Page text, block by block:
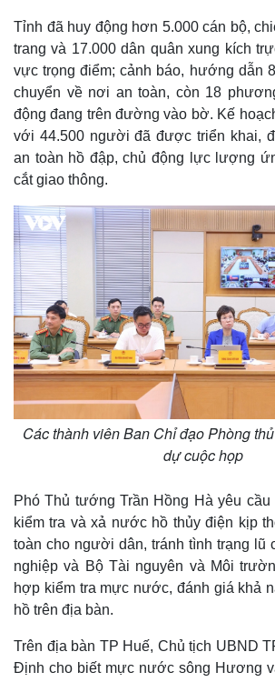
Pháp luật
Tin nóng
Tư vấn luật
Quân sự
Phân tích
Tỉnh đã huy động hơn 5.000 cán bộ,
trang và 17.000 dân quân xung kích
vực trọng điểm; cảnh báo, hướng dẫn
chuyển về nơi an toàn, còn 18
động đang trên đường vào bờ. Kế
với 44.500 người đã được triển khai,
an toàn hồ đập, chủ động lực lượng
cắt giao thông.
Các thành viên Ban Chỉ đạo Phòng
dự cuộc họp
Phó Thủ tướng Trần Hồng Hà yêu cầu
kiểm tra và xả nước hồ thủy điện kịp
toàn cho người dân, tránh tình trạng lũ
nghiệp và Bộ Tài nguyên và Môi
hợp kiểm tra mực nước, đánh giá khả
hồ trên địa bàn.
Trên địa bàn TP Huế, Chủ tịch UBND
Định cho biết mực nước sông Hương